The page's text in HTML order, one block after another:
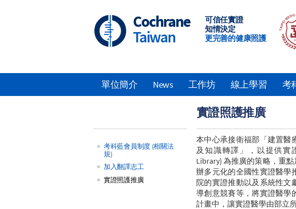
Cochrane
Taiwan
可信任實證
知情決定
更完善的健康照護
實證照護推廣
本中心承接衛福部「建置醫
及知識轉譯」，以提供實
Library) 為推廣的策略，重
辦多元化的全國性實證醫學
院的實證推動以及系統性文
導創意競賽等，將實證醫學
計畫中，讓實證醫學由部立
Main
navigation
考科藍會員制度 (相關法
規)
加入翻譯志工
實證照護推廣
Main
navigation
單位簡介 News 工作坊 線上學習 考